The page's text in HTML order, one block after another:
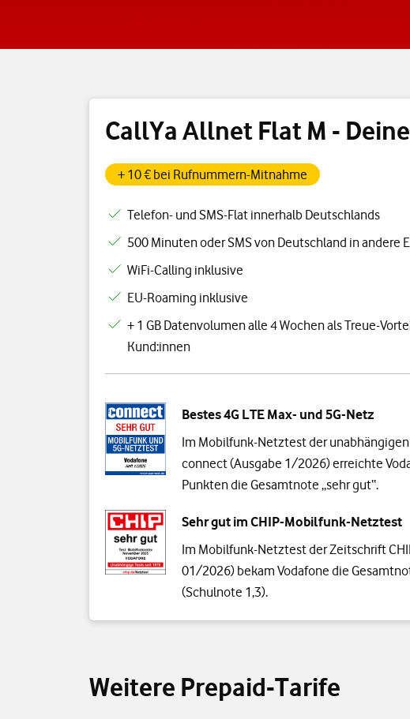
CallYa Allnet Flat M -
+ 10 € bei Rufnummern-Mitnahme
Telefon- und SMS-Flat innerhalb Deutschlands
500 Minuten oder SMS von Deutschland in andere
WiFi-Calling inklusive
EU-Roaming inklusive
+ 1 GB Datenvolumen alle 4 Wochen als Treue-
Kund:innen
Bestes 4G LTE Max- und 5G-Netz
Im Mobilfunk-Netztest der
connect (Ausgabe 1/2026) erreichte
Punkten die Gesamtnote „sehr gut“.
Sehr gut im CHIP-Mobilfunk-Netztest
Im Mobilfunk-Netztest der Zeitschrift
01/2026) bekam Vodafone die
(Schulnote 1,3).
Weitere Prepaid-Tarife